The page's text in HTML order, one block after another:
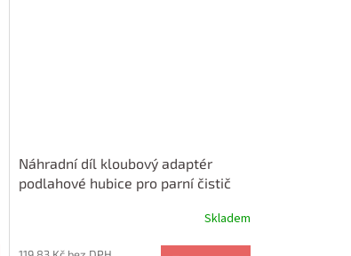
Náhradní díl kloubový adaptér
podlahové hubice pro parní čistič
Skladem